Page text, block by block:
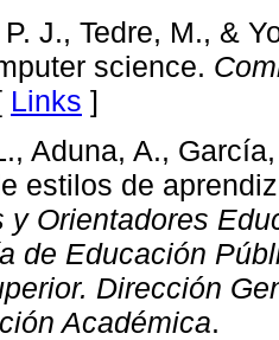
J., Tedre, M., &
science.
Links ]
Aduna, A.,
estilos de
y Orientadores
de Educación
Dirección
Académica.